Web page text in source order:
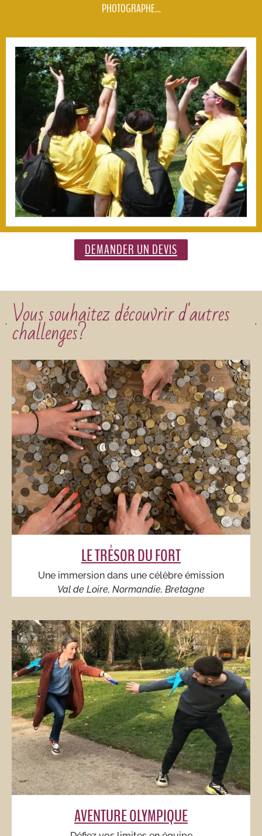
PHOTOGRAPHE…
DEMANDER UN DEVIS
Vous souhaitez découvrir d'autres
challenges?​
LE TRÉSOR DU FORT
Une immersion dans une célèbre émission
Val de Loire, Normandie, Bretagne
AVENTURE OLYMPIQUE